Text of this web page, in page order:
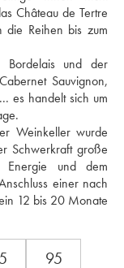
Château de Tertre
die Reihen bis zum
Bordelais und der
Sauvignon,
es handelt sich um
Weinkeller wurde
Schwerkraft große
und dem
einer nach
12 bis 20 Monate
95